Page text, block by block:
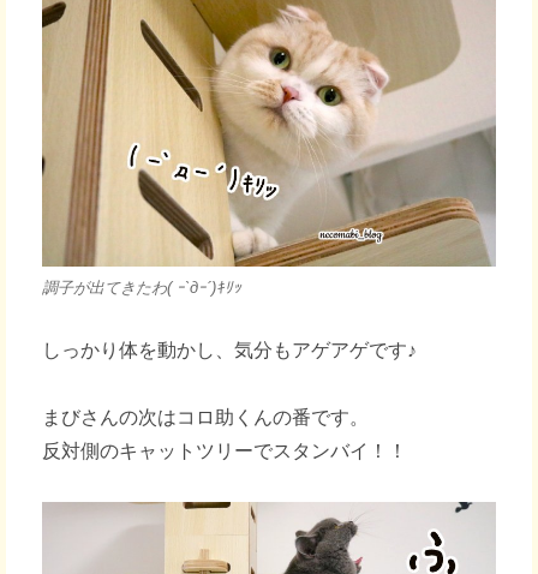
調子が出てきたわ( ｰ`дｰ´)ｷﾘｯ
しっかり体を動かし、気分もアゲアゲです♪
まびさんの次はコロ助くんの番です。
反対側のキャットツリーでスタンバイ！！